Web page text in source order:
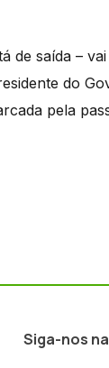
de saída –
do
pela
Siga-nos